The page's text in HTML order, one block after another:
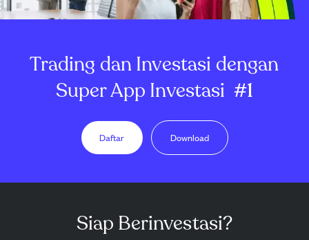
Trading dan Investasi dengan
Super App Investasi #1
Daftar Download
Siap Berinvestasi?